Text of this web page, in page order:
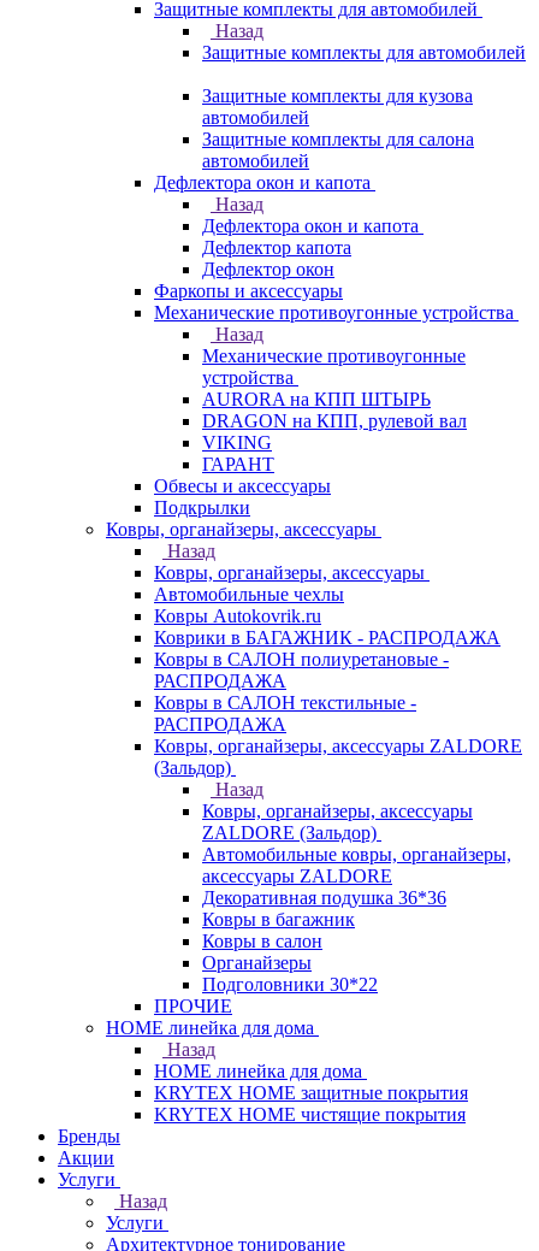
Защитные комплекты для автомобилей
Назад
Защитные комплекты для автомобилей
Защитные комплекты для кузова
автомобилей
Защитные комплекты для салона
автомобилей
Дефлектора окон и капота
Назад
Дефлектора окон и капота
Дефлектор капота
Дефлектор окон
Фаркопы и аксессуары
Механические противоугонные устройства
Назад
Механические противоугонные
устройства
AURORA на КПП ШТЫРЬ
DRAGON на КПП, рулевой вал
VIKING
ГАРАНТ
Обвесы и аксессуары
Подкрылки
Ковры, органайзеры, аксессуары
Назад
Ковры, органайзеры, аксессуары
Автомобильные чехлы
Ковры Autokovrik.ru
Коврики в БАГАЖНИК - РАСПРОДАЖА
Ковры в САЛОН полиуретановые -
РАСПРОДАЖА
Ковры в САЛОН текстильные -
РАСПРОДАЖА
Ковры, органайзеры, аксессуары ZALDORE
(Зальдор)
Назад
Ковры, органайзеры, аксессуары
ZALDORE (Зальдор)
Автомобильные ковры, органайзеры,
аксессуары ZALDORE
Декоративная подушка 36*36
Ковры в багажник
Ковры в салон
Органайзеры
Подголовники 30*22
ПРОЧИЕ
HOME линейка для дома
Назад
HOME линейка для дома
KRYTEX HOME защитные покрытия
KRYTEX HOME чистящие покрытия
Бренды
Акции
Услуги
Назад
Услуги
Архитектурное тонирование